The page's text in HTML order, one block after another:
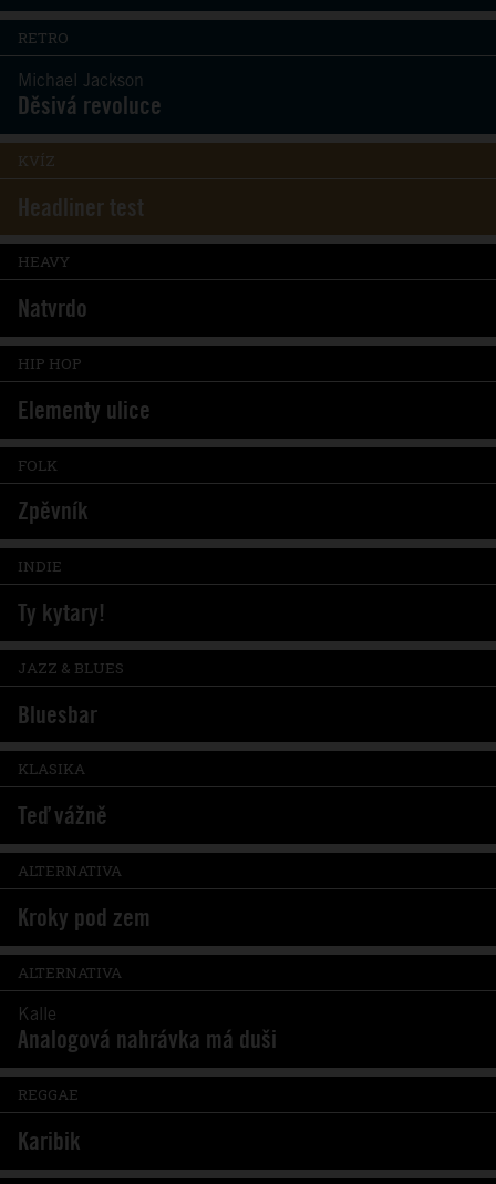
RETRO
Michael Jackson
Děsivá revoluce
KVÍZ
Headliner test
HEAVY
Natvrdo
HIP HOP
Elementy ulice
FOLK
Zpěvník
INDIE
Ty kytary!
JAZZ & BLUES
Bluesbar
KLASIKA
Teď vážně
ALTERNATIVA
Kroky pod zem
ALTERNATIVA
Kalle
Analogová nahrávka má duši
REGGAE
Karibik